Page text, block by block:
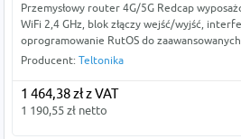
Przemysłowy router 4G/5G Redcap
WiFi 2,4 GHz, blok złączy wejść/wyjść,
oprogramowanie RutOS do
Producent: Teltonika
1 464,38 zł z VAT
1 190,55 zł netto